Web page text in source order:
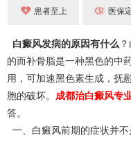
患者至上 医保
白癜风发病的原因有什么
的而补骨脂是一种黑色的中
用，可加速黑色素生成，抚
胞的破坏。 成都治白癜风专
答。
一、白癜风前期的症状并